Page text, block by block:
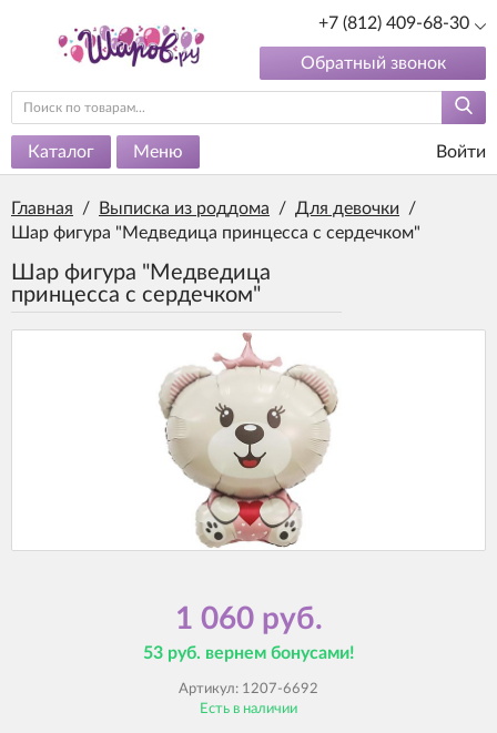
+7 (812) 409-68-30
Обратный звонок
Каталог Меню Войти
Главная / Выписка из роддома / Для девочки
/
Шар фигура "Медведица принцесса с сердечком"
Шар фигура "Медведица
принцесса с сердечком"
1 060 руб.
53 руб. вернем бонусами!
Артикул: 1207-6692
Есть в наличии